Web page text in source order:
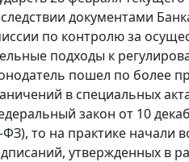
документами
по контролю за
подходы к
пошел по более
в специальных
закон от 10
ФЗ), то на практике начали
утвержденных в